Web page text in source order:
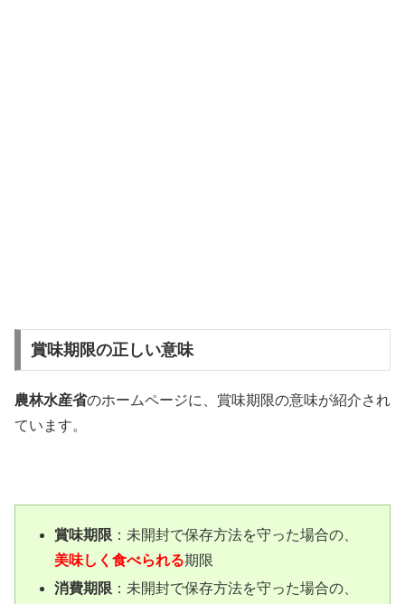
賞味期限の正しい意味
農林水産省のホームページに、賞味期限の意味が紹介され
ています。
賞味期限 ：未開封で保存方法を守った場合の、
美味しく食べられる期限
消費期限 ：未開封で保存方法を守った場合の、